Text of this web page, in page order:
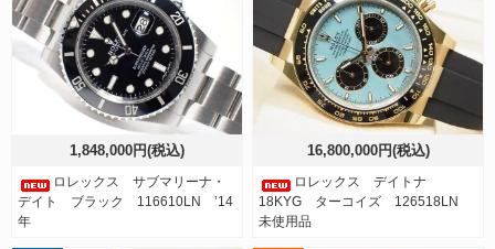
1,848,000円(税込)
ロレックス サブマリーナ・
デイト ブラック 116610LN ’14
年
16,800,000円(税込)
ロレックス デイトナ
18KYG ターコイズ 126518LN
未使用品